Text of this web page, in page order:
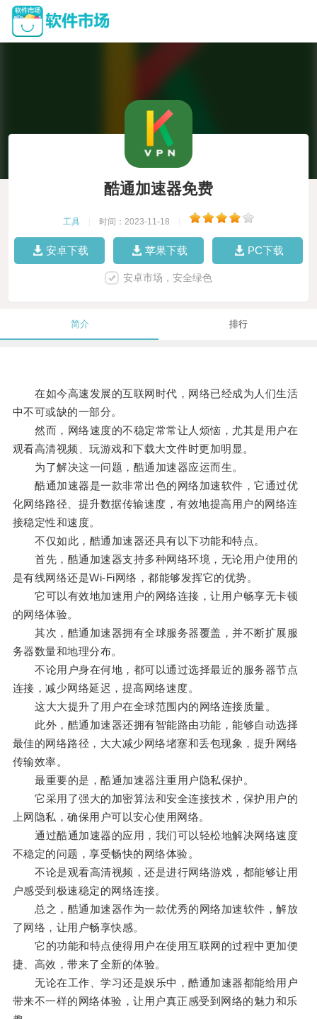
酷通加速器免费
工具 时间：2023-11-18
安卓下载 苹果下载 PC下载
安卓市场，安全绿色
简介 排行
在如今高速发展的互联网时代，网络已经成为人们生活
中不可或缺的一部分。
然而，网络速度的不稳定常常让人烦恼，尤其是用户在
观看高清视频、玩游戏和下载大文件时更加明显。
为了解决这一问题，酷通加速器应运而生。
酷通加速器是一款非常出色的网络加速软件，它通过优
化网络路径、提升数据传输速度，有效地提高用户的网络连
接稳定性和速度。
不仅如此，酷通加速器还具有以下功能和特点。
首先，酷通加速器支持多种网络环境，无论用户使用的
是有线网络还是Wi-Fi网络，都能够发挥它的优势。
它可以有效地加速用户的网络连接，让用户畅享无卡顿
的网络体验。
其次，酷通加速器拥有全球服务器覆盖，并不断扩展服
务器数量和地理分布。
不论用户身在何地，都可以通过选择最近的服务器节点
连接，减少网络延迟，提高网络速度。
这大大提升了用户在全球范围内的网络连接质量。
此外，酷通加速器还拥有智能路由功能，能够自动选择
最佳的网络路径，大大减少网络堵塞和丢包现象，提升网络
传输效率。
最重要的是，酷通加速器注重用户隐私保护。
它采用了强大的加密算法和安全连接技术，保护用户的
上网隐私，确保用户可以安心使用网络。
通过酷通加速器的应用，我们可以轻松地解决网络速度
不稳定的问题，享受畅快的网络体验。
不论是观看高清视频，还是进行网络游戏，都能够让用
户感受到极速稳定的网络连接。
总之，酷通加速器作为一款优秀的网络加速软件，解放
了网络，让用户畅享快感。
它的功能和特点使得用户在使用互联网的过程中更加便
捷、高效，带来了全新的体验。
无论在工作、学习还是娱乐中，酷通加速器都能给用户
带来不一样的网络体验，让用户真正感受到网络的魅力和乐